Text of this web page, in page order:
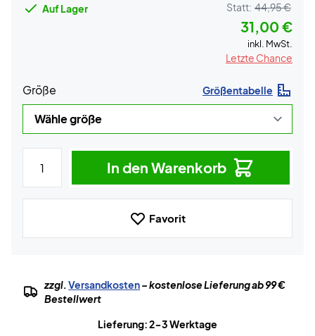
Auf Lager Statt: 44,95 €
31,00 €
inkl. MwSt.
Letzte Chance
Größe Größentabelle
In den Warenkorb
Favorit
zzgl.Versandkosten– kostenlose Lieferung ab 99 €
Bestellwert
Lieferung: 2-3 Werktage